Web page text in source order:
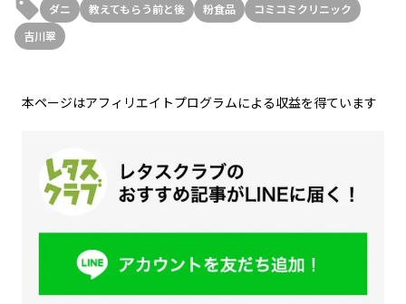
ダニ 教えてもらう前と後 粉食品
コミコミクリニック
吉川翠
本ページはアフィリエイトプログラムによる収益を得ています